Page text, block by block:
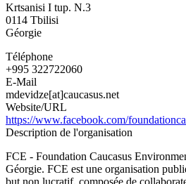
Caucasus
Krtsanisi I tup. N.3
0114 Tbilisi
Géorgie
Téléphone
+995 322722060
E-Mail
mdevidze[at]caucasus.net
Website/URL
https://www.facebook.com/
Description de l'organisation
FCE - Foundation Caucasus
Géorgie. FCE est une organisation
but non lucratif, composée de